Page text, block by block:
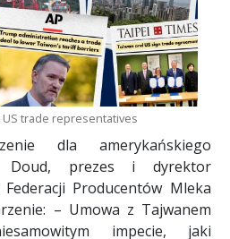
trade representatives
dla amerykańskiego
Doud, prezes i dyrektor
Producentów Mleka
– Umowa z Tajwanem
impecie, jaki